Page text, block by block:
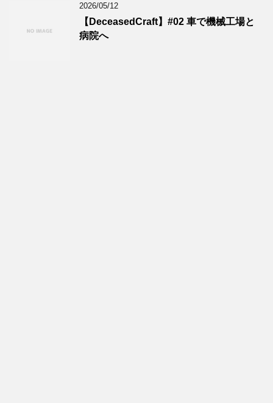
2026/05/12
【DeceasedCraft】#02 車で機械工場と
病院へ